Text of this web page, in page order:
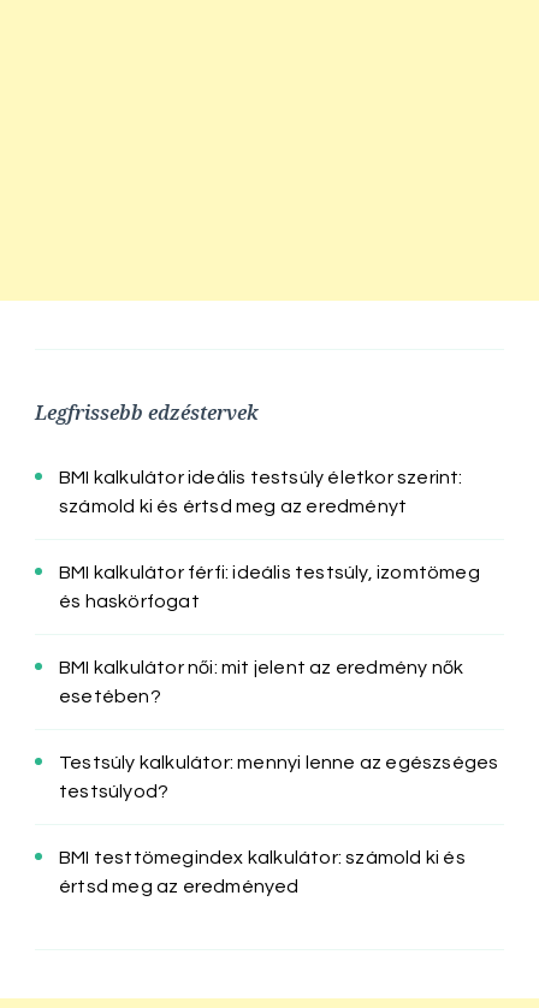
Legfrissebb edzéstervek
BMI kalkulátor ideális testsúly életkor szerint:
számold ki és értsd meg az eredményt
BMI kalkulátor férfi: ideális testsúly, izomtömeg
és haskörfogat
BMI kalkulátor női: mit jelent az eredmény nők
esetében?
Testsúly kalkulátor: mennyi lenne az egészséges
testsúlyod?
BMI testtömegindex kalkulátor: számold ki és
értsd meg az eredményed